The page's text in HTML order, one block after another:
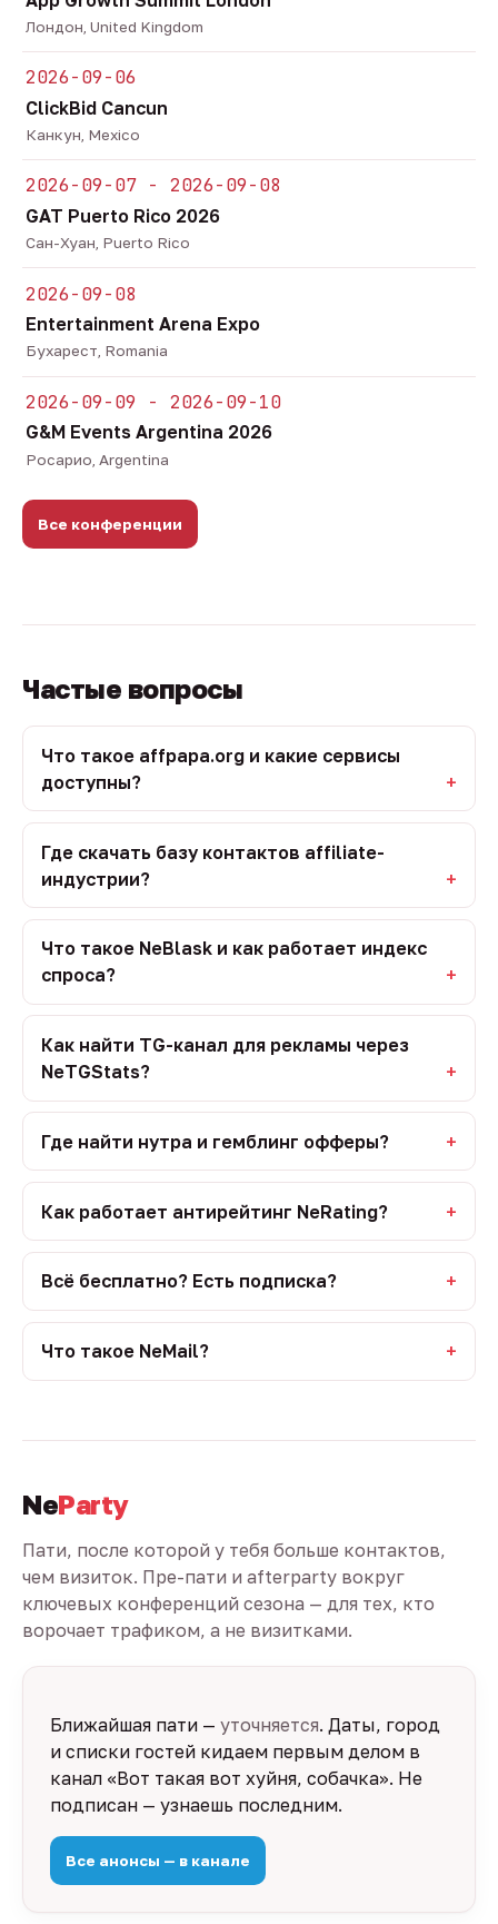
Лондон, United Kingdom
2026-09-06
ClickBid Cancun
Канкун, Mexico
2026-09-07 - 2026-09-08
GAT Puerto Rico 2026
Сан-Хуан, Puerto Rico
2026-09-08
Entertainment Arena Expo
Бухарест, Romania
2026-09-09 - 2026-09-10
G&M Events Argentina 2026
Росарио, Argentina
Все конференции
Частые вопросы
Что такое affpapa.org и какие сервисы
доступны?
Где скачать базу контактов affiliate-
индустрии?
Что такое NeBlask и как работает индекс
спроса?
Как найти TG-канал для рекламы через
NeTGStats?
Где найти нутра и гемблинг офферы?
Как работает антирейтинг NeRating?
Всё бесплатно? Есть подписка?
Что такое NeMail?
NeParty
Пати, после которой у тебя больше контактов,
чем визиток. Пре-пати и afterparty вокруг
ключевых конференций сезона — для тех, кто
ворочает трафиком, а не визитками.
Ближайшая пати — уточняется. Даты, город
и списки гостей кидаем первым делом в
канал «Вот такая вот хуйня, собачка». Не
подписан — узнаешь последним.
Все анонсы — в канале